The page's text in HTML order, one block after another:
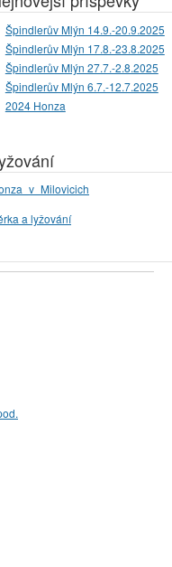
Špindlerův Mlýn 14.9.-20.9.2025
Špindlerův Mlýn 17.8.-23.8.2025
Špindlerův Mlýn 27.7.-2.8.2025
Špindlerův Mlýn 6.7.-12.7.2025
2024 Honza
a lyžování